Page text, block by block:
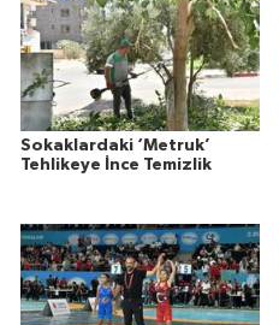
Sokaklardaki ‘Metruk’
Tehlikeye İnce Temizlik